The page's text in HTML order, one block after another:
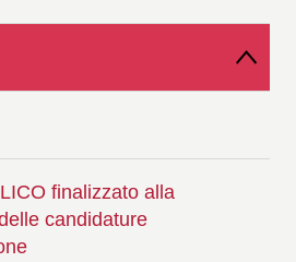
finalizzato alla
candidature